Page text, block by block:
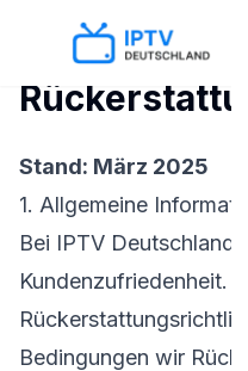
Stand: März 2025
1. Allgemeine
Bei IPTV Deutschland
Kundenzufriedenheit.
Bedingungen wir